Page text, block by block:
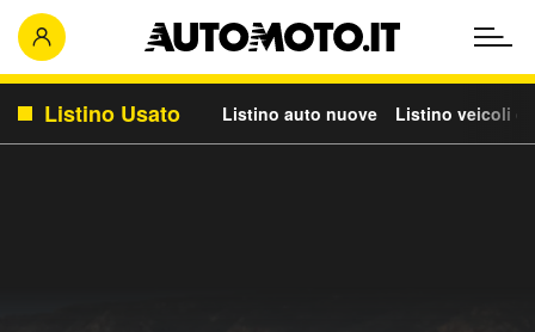
Listino Usato Listino auto nuove Listino veicoli